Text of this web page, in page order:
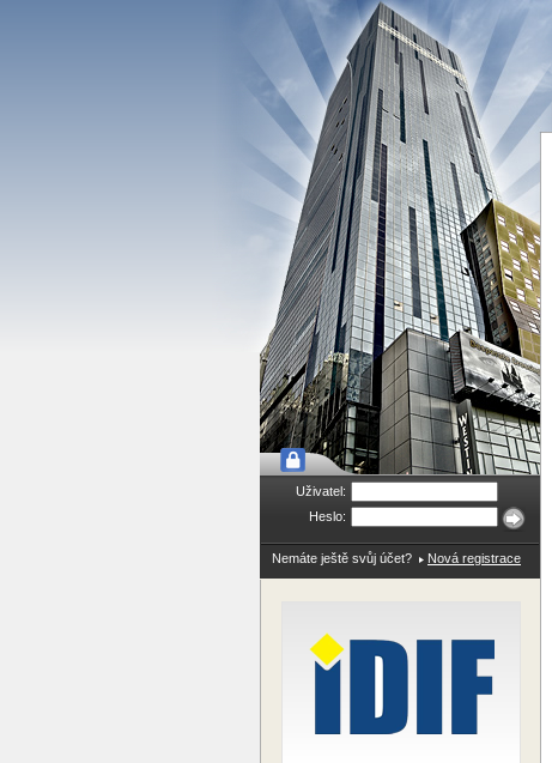
Uživatel:
Heslo:
Nemáte ještě svůj účet? Nová registrace